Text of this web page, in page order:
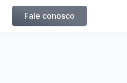
Fale conosco